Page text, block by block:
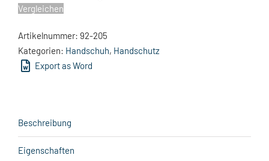
Vergleichen
Artikelnummer: 92-205
Kategorien: Handschuh, Handschutz
Export as Word
Beschreibung
Eigenschaften